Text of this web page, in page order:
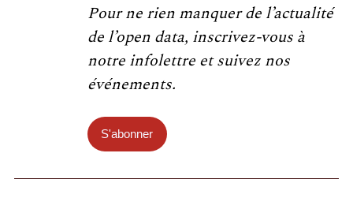
Pour ne rien manquer de l’actualité
de l’open data, inscrivez-vous à
notre infolettre et suivez nos
événements.
S'abonner